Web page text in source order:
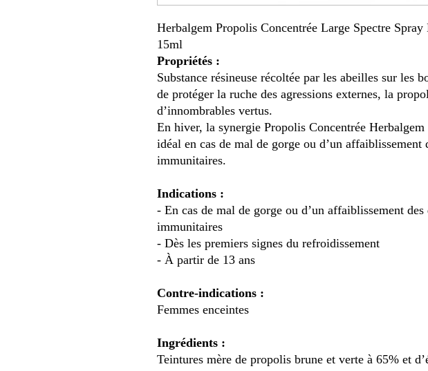
Herbalgem Propolis Concentrée Large Spectre
15ml
Propriétés :
Substance résineuse récoltée par les abeilles sur les
de protéger la ruche des agressions externes, la
d’innombrables vertus.
En hiver, la synergie Propolis Concentrée Herbalgem
idéal en cas de mal de gorge ou d’un affaiblissement
immunitaires.
Indications :
- En cas de mal de gorge ou d’un affaiblissement des
immunitaires
- Dès les premiers signes du refroidissement
- À partir de 13 ans
Contre-indications :
Femmes enceintes
Ingrédients :
Teintures mère de propolis brune et verte à 65% et